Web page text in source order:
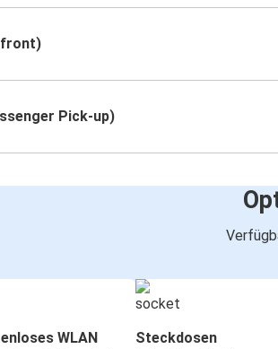
Pick-up)
WLAN Steckdosen